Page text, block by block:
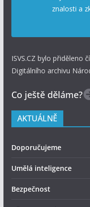
znalosti a
ISVS.CZ bylo přiděleno
Digitálního archivu
Co ještě děláme?
AKTUÁLNĚ
Doporučujeme
Umělá inteligence
Bezpečnost